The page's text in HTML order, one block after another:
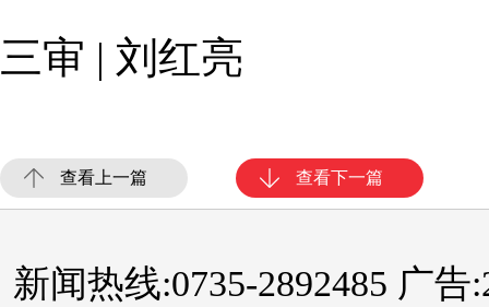
三审 | 刘红亮
查看上一篇 查看下一篇
新闻热线:0735-2892485 广告